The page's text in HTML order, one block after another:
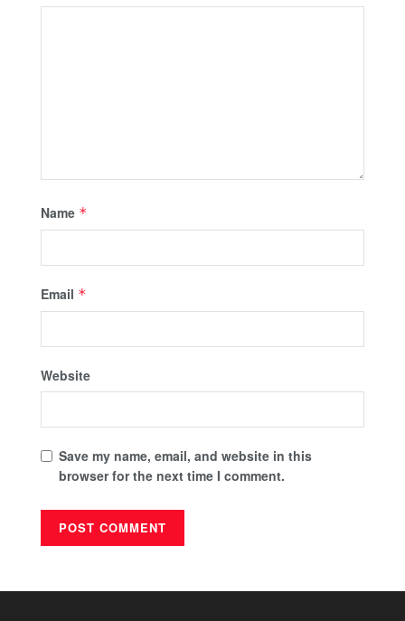
Name *
Email *
Website
Save my name, email, and website in this
browser for the next time I comment.